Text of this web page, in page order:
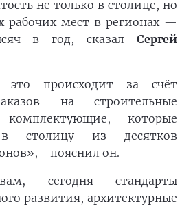
не только в столице, но
рабочих мест в регионах —
в год, сказал Сергей
это происходит за счёт
на строительные
которые
в столицу из десятков
- пояснил он.
сегодня стандарты
развития, архитектурные